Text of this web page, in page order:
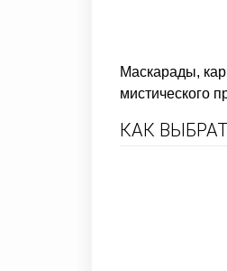
Маскарады,
мистического
КАК